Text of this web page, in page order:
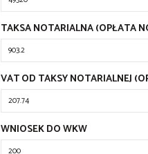
TAKSA NOTARIALNA (OPŁATA
VAT OD TAKSY NOTARIALNEJ
WNIOSEK DO WKW